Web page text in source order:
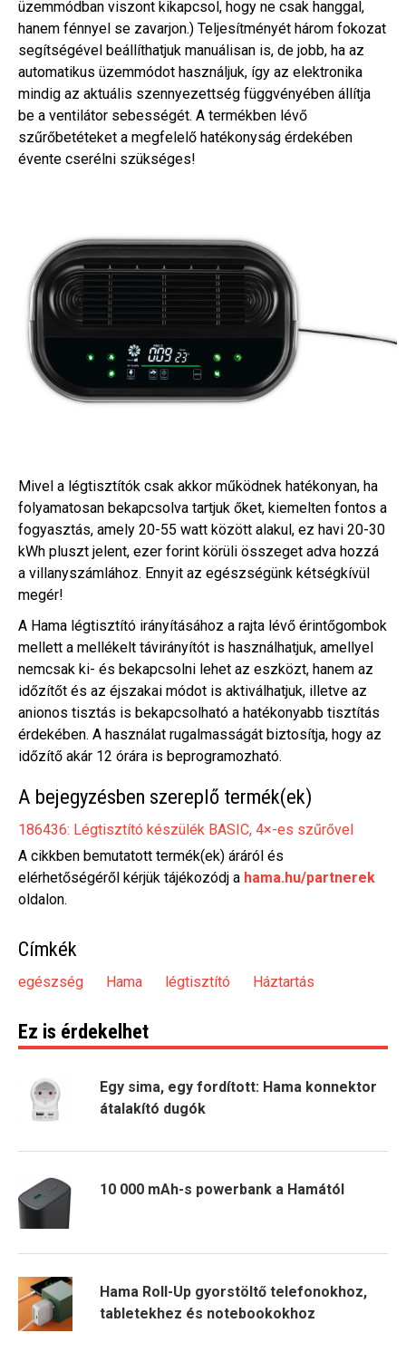
üzemmódban viszont kikapcsol, hogy ne csak hanggal,
hanem fénnyel se zavarjon.) Teljesítményét három fokozat
segítségével beállíthatjuk manuálisan is, de jobb, ha az
automatikus üzemmódot használjuk, így az elektronika
mindig az aktuális szennyezettség függvényében állítja
be a ventilátor sebességét. A termékben lévő
szűrőbetéteket a megfelelő hatékonyság érdekében
évente cserélni szükséges!
Mivel a légtisztítók csak akkor működnek hatékonyan, ha
folyamatosan bekapcsolva tartjuk őket, kiemelten fontos a
fogyasztás, amely 20-55 watt között alakul, ez havi 20-30
kWh pluszt jelent, ezer forint körüli összeget adva hozzá
a villanyszámlához. Ennyit az egészségünk kétségkívül
megér!
A Hama légtisztító irányításához a rajta lévő érintőgombok
mellett a mellékelt távirányítót is használhatjuk, amellyel
nemcsak ki- és bekapcsolni lehet az eszközt, hanem az
időzítőt és az éjszakai módot is aktiválhatjuk, illetve az
anionos tisztás is bekapcsolható a hatékonyabb tisztítás
érdekében. A használat rugalmasságát biztosítja, hogy az
időzítő akár 12 órára is beprogramozható.
A bejegyzésben szereplő termék(ek)
186436: Légtisztító készülék BASIC, 4×-es szűrővel
A cikkben bemutatott termék(ek) áráról és
elérhetőségéről kérjük tájékozódj a hama.hu/partnerek
oldalon.
Címkék
egészség Hama légtisztító Háztartás
Ez is érdekelhet
Egy sima, egy fordított: Hama konnektor
átalakító dugók
10 000 mAh-s powerbank a Hamától
Hama Roll-Up gyorstöltő telefonokhoz,
tabletekhez és notebookokhoz